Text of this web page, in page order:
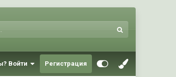
Войти Регистрация